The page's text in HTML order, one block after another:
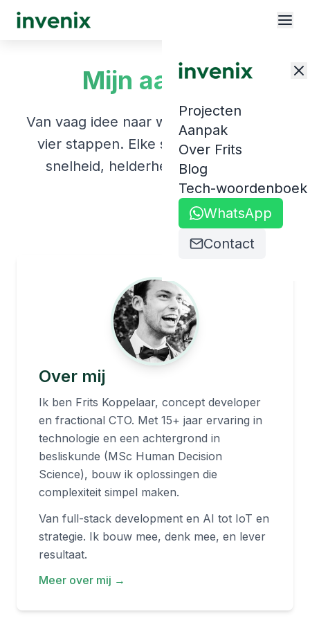
Projecten
Aanpak
Over Frits
Blog
Tech-woordenboek
WhatsApp
Contact
Mijn aanpak
Van vaag idee naar werkend product in
vier stappen. Elke stap is gericht op
snelheid, helderheid en resultaat.
Over mij
Ik ben Frits Koppelaar, concept developer
en fractional CTO. Met 15+ jaar ervaring in
technologie en een achtergrond in
besliskunde (MSc Human Decision
Science), bouw ik oplossingen die
complexiteit simpel maken.
Van full-stack development en AI tot IoT en
strategie. Ik bouw mee, denk mee, en lever
resultaat.
Meer over mij →